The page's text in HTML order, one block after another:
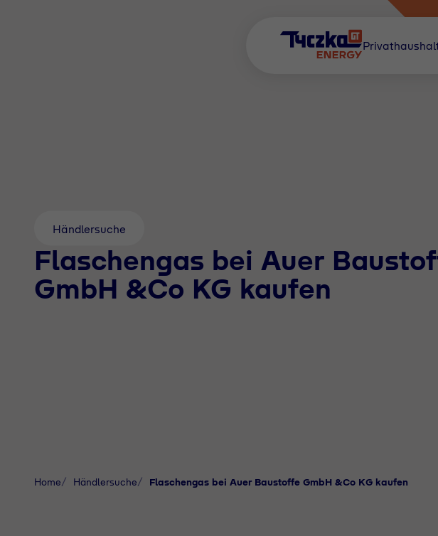
Händlersuche
Flaschengas bei Auer
GmbH &Co KG kaufen
Home Händlersuche Flaschengas bei Auer Baustoffe GmbH &Co KG kaufen